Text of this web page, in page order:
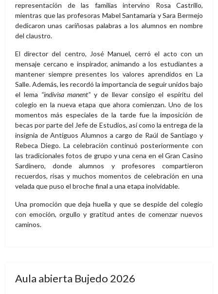
representación de las familias intervino Rosa Castrillo,
mientras que las profesoras Mabel Santamaría y Sara Bermejo
dedicaron unas cariñosas palabras a los alumnos en nombre
del claustro.
El director del centro, José Manuel, cerró el acto con un
mensaje cercano e inspirador, animando a los estudiantes a
mantener siempre presentes los valores aprendidos en La
Salle. Además, les recordó la importancia de seguir unidos bajo
el lema “indivisa manent” y de llevar consigo el espíritu del
colegio en la nueva etapa que ahora comienzan. Uno de los
momentos más especiales de la tarde fue la imposición de
becas por parte del Jefe de Estudios, así como la entrega de la
insignia de Antiguos Alumnos a cargo de Raúl de Santiago y
Rebeca Diego. La celebración continuó posteriormente con
las tradicionales fotos de grupo y una cena en el Gran Casino
Sardinero, donde alumnos y profesores compartieron
recuerdos, risas y muchos momentos de celebración en una
velada que puso el broche final a una etapa inolvidable.
Una promoción que deja huella y que se despide del colegio
con emoción, orgullo y gratitud antes de comenzar nuevos
caminos.
Aula abierta Bujedo 2026